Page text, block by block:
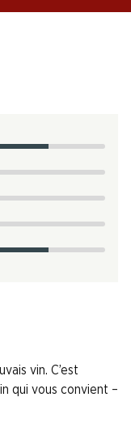
vin. C’est
qui vous convient –